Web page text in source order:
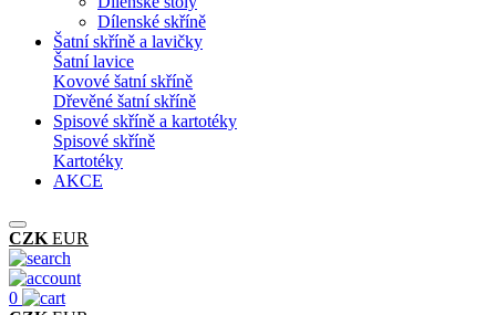
Dílenské skříně
Šatní skříně a lavičky
Šatní lavice
Kovové šatní skříně
Dřevěné šatní skříně
Spisové skříně a kartotéky
Spisové skříně
Kartotéky
AKCE
CZK EUR
0